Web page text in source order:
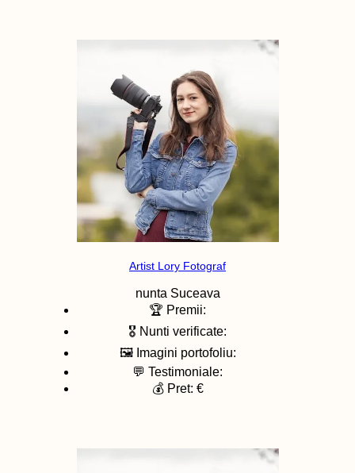
Artist Lory Fotograf
nunta Suceava
🏆 Premii:
🎖️ Nunti verificate:
🖼️ Imagini portofoliu:
💬 Testimoniale:
💰 Pret: €